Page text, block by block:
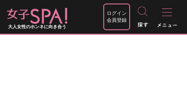
大人女性のホンネに向き合う
ログイン
会員登録